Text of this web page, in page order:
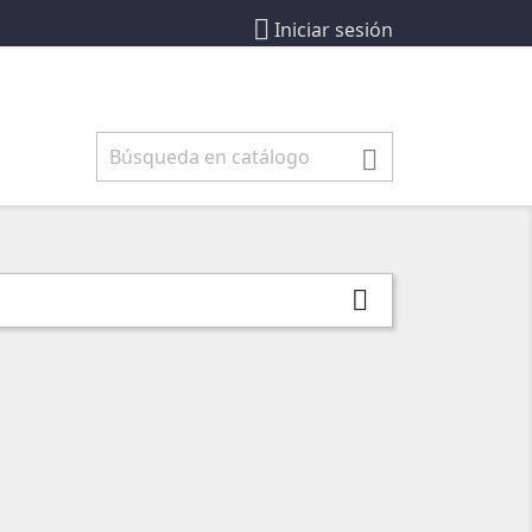
 Iniciar sesión

